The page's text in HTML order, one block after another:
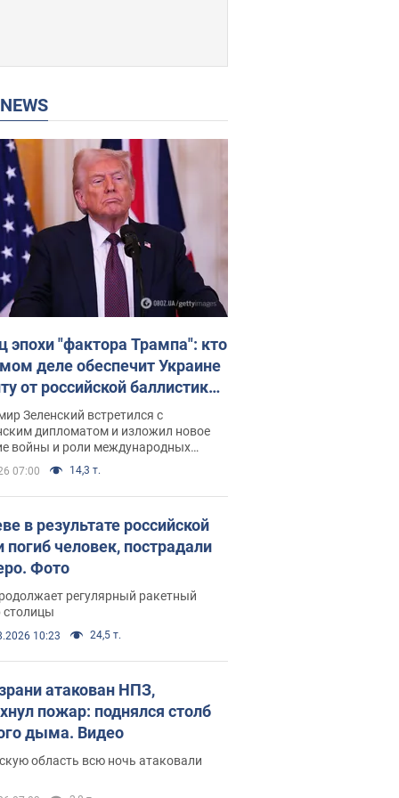
NEWS
эпохи "фактора Трампа": кто
деле обеспечит Украине
от российской баллистики.
с Безсмертным
Зеленский встретился с
дипломатом и изложил новое
войны и роли международных
в борьбе с Россией
07:00 14,3 т.
в результате российской
погиб человек, пострадали
Фото
регулярный ракетный
столицы
10:23 24,5 т.
атакован НПЗ,
пожар: поднялся столб
дыма. Видео
область всю ночь атаковали